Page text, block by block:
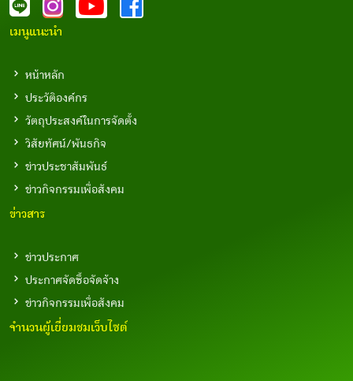
เมนูแนะนำ
หน้าหลัก
ประวัติองค์กร
วัตถุประสงค์ในการจัดตั้ง
วิสัยทัศน์/พันธกิจ
ข่าวประชาสัมพันธ์
ข่าวกิจกรรมเพื่อสังคม
ข่าวสาร
ข่าวประกาศ
ประกาศจัดซื้อจัดจ้าง
ข่าวกิจกรรมเพื่อสังคม
จำนวนผู้เยี่ยมชมเว็บไซต์